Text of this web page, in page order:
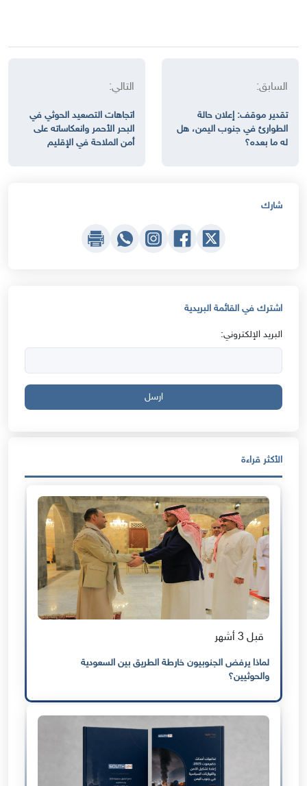
السابق:
تقدير موقف: إعلان حالة
الطوارئ في جنوب اليمن، هل
له ما بعده؟
التالي:
اتجاهات التصعيد الحوثي في
البحر الأحمر وانعكاساته على
أمن الملاحة في الإقليم
شارك
اشترك في القائمة البريدية
البريد الإلكتروني:
ارسل
الأكثر قراءة
قبل 3 أشهر
لماذا يرفض الجنوبيون خارطة الطريق بين السعودية
والحوثيين؟